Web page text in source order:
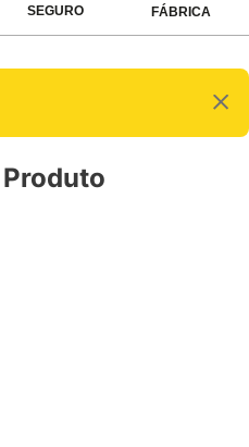
SEGURO
FÁBRICA